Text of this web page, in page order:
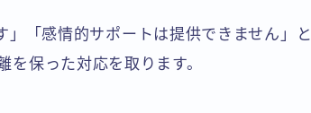
「感情的サポートは提供できません」と
保った対応を取ります。